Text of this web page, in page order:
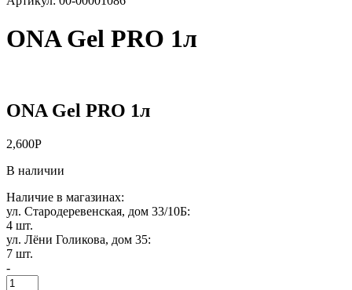
ONA Gel PRO 1л
ONA Gel PRO 1л
2,600Р
В наличии
Наличие в магазинах:
ул. Стародеревенская, дом 33/10Б:
4 шт.
ул. Лёни Голикова, дом 35:
7 шт.
-